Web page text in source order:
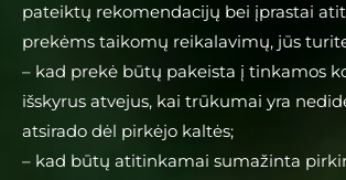
pateiktų rekomendacijų bei įprastai
prekėms taikomų reikalavimų, jūs
– kad prekė būtų pakeista į tinkamos
išskyrus atvejus, kai trūkumai yra
atsirado dėl pirkėjo kaltės;
– kad būtų atitinkamai sumažinta